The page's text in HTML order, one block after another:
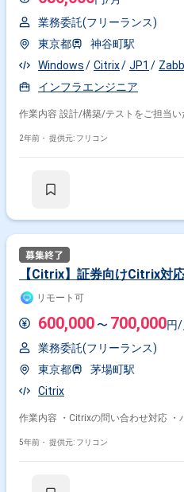
業務委託(フリーランス)
東京都
神谷町駅
Windows
Citrix JP1
インフラエンジニア
作業内容 設計/構築/テストをご担当い
2年前・ 提供元: フリコン
【Citrix】証券向けCitrix対
リモート可
600,000 〜 700,000円/
業務委託(フリーランス)
東京都
茅場町駅
Citrix
作業内容 ・Citrixの問い合わせ対応
5年前・ 提供元: フリコン